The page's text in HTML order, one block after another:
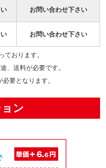
お問い合わせ下さい
お問い合わせ下さい
ております。
、送料が必要です。
要となります。
ン